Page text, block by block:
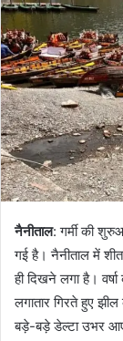
नैनीताल: गर्मी की
गई है। नैनीताल में
ही दिखने लगा है।
लगातार गिरते हुए
बड़े-बड़े डेल्टा उभर